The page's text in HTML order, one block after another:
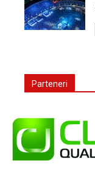
Parteneri